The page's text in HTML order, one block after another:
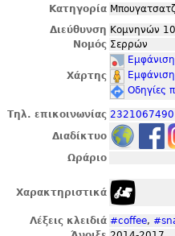
Κατηγορία
Διεύθυνση Κομνηνών
Νομός Σερρών
Χάρτης
Οδηγίες
Τηλ. επικοινωνίας 2321067490
Διαδίκτυο
Ωράριο
Χαρακτηριστικά
Λέξεις κλειδιά #coffee,